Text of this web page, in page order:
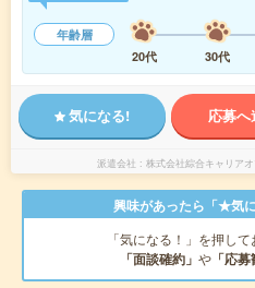
年齢層
20代
30代
気になる! 応募へ
派遣会社 株式会社綜合キャリア
興味があったら「★気
「気になる！」を押し
「面談確約」 や 「応募